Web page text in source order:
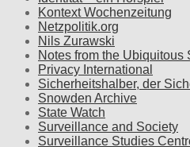
Kontext Wochenzeitung
Netzpolitik.org
Nils Zurawski
Notes from the
Privacy International
Sicherheitshalber, der
Snowden Archive
State Watch
Surveillance and Society
Surveillance Studies